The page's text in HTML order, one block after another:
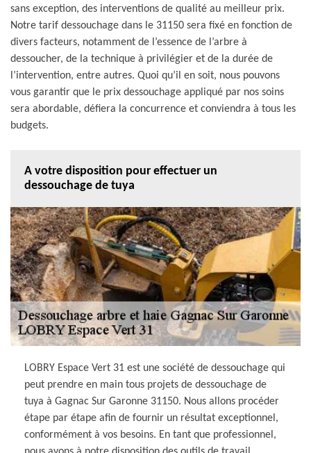
sans exception, des interventions de qualité au meilleur prix.
Notre tarif dessouchage dans le 31150 sera fixé en fonction de
divers facteurs, notamment de l’essence de l’arbre à
dessoucher, de la technique à privilégier et de la durée de
l’intervention, entre autres. Quoi qu’il en soit, nous pouvons
vous garantir que le prix dessouchage appliqué par nos soins
sera abordable, défiera la concurrence et conviendra à tous les
budgets.
A votre disposition pour effectuer un
dessouchage de tuya
LOBRY Espace Vert 31 est une société de dessouchage qui
peut prendre en main tous projets de dessouchage de
tuya à Gagnac Sur Garonne 31150. Nous allons procéder
étape par étape afin de fournir un résultat exceptionnel,
conformément à vos besoins. En tant que professionnel,